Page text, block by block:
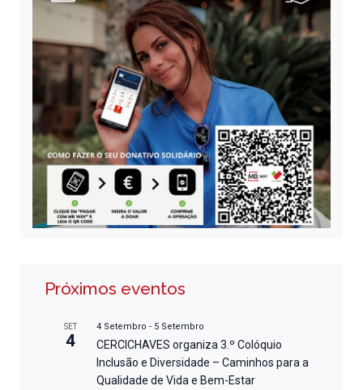
Próximos eventos
SET
4
4 Setembro - 5 Setembro
CERCICHAVES organiza 3.º Colóquio
Inclusão e Diversidade – Caminhos para a
Qualidade de Vida e Bem-Estar